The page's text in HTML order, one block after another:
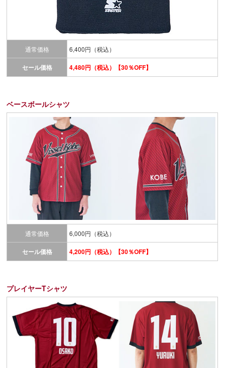
通常価格 6,400円（税込）
セール価格 4,480円（税込）【30％OFF】
ベースボールシャツ
通常価格 6,000円（税込）
セール価格 4,200円（税込）【30％OFF】
プレイヤーTシャツ